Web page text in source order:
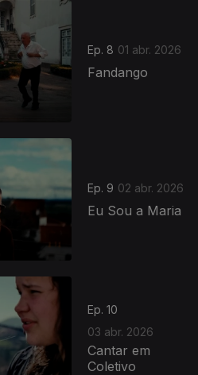
Ep. 8 01 abr. 2026
Fandango
Ep. 9 02 abr. 2026
Eu Sou a Maria
Ep. 10
03 abr. 2026
Cantar em
Coletivo